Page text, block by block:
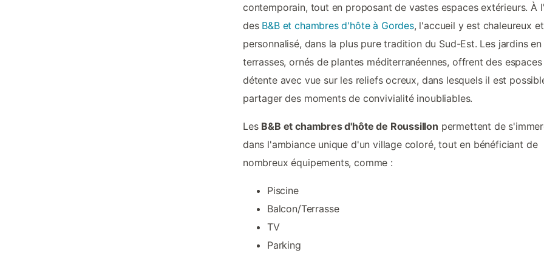
contemporain, tout en proposant de vastes espaces extérieurs. À
des B&B et chambres d'hôte à Gordes, l'accueil y est chaleureux et
personnalisé, dans la plus pure tradition du Sud-Est. Les jardins en
terrasses, ornés de plantes méditerranéennes, offrent des
détente avec vue sur les reliefs ocreux, dans lesquels il est
partager des moments de convivialité inoubliables.
Les B&B et chambres d'hôte de Roussillon permettent de
dans l'ambiance unique d'un village coloré, tout en bénéficiant de
nombreux équipements, comme :
Piscine
Balcon/Terrasse
TV
Parking